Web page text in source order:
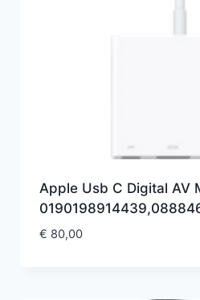
Apple Usb C Digital AV
€ 80,00